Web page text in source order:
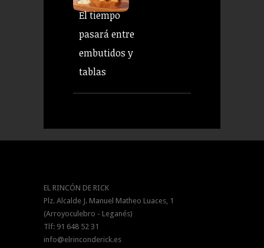
El tiempo
pasará entre
embutidos y
tablas
EL RINCÓN DE RICK
Plz. Alcalde J. Manuel Matheo Luaces, 1
(Arroyoculebro - Leganés)
Tlf: 91 648 52 31
info@elrinconderick.es